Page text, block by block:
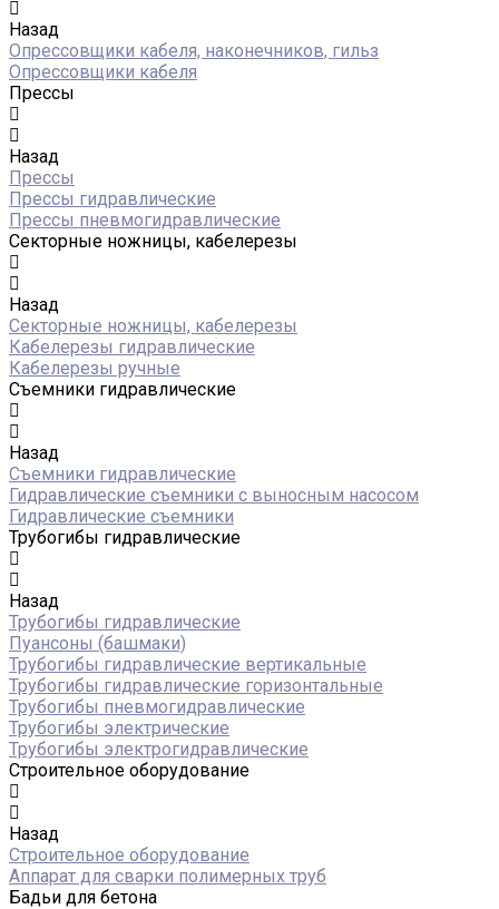
Назад
Опрессовщики кабеля, наконечников, гильз
Опрессовщики кабеля
Прессы
Назад
Прессы
Прессы гидравлические
Прессы пневмогидравлические
Секторные ножницы, кабелерезы
Назад
Секторные ножницы, кабелерезы
Кабелерезы гидравлические
Кабелерезы ручные
Съемники гидравлические
Назад
Съемники гидравлические
Гидравлические cъемники с выносным насосом
Гидравлические съемники
Трубогибы гидравлические
Назад
Трубогибы гидравлические
Пуансоны (башмаки)
Трубогибы гидравлические вертикальные
Трубогибы гидравлические горизонтальные
Трубогибы пневмогидравлические
Трубогибы электрические
Трубогибы электрогидравлические
Строительное оборудование
Назад
Строительное оборудование
Аппарат для сварки полимерных труб
Бадьи для бетона